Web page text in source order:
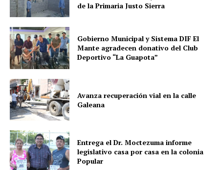
de la Primaria Justo Sierra
Gobierno Municipal y Sistema DIF El
Mante agradecen donativo del Club
Deportivo “La Guapota”
Avanza recuperación vial en la calle
Galeana
Entrega el Dr. Moctezuma informe
legislativo casa por casa en la colonia
Popular